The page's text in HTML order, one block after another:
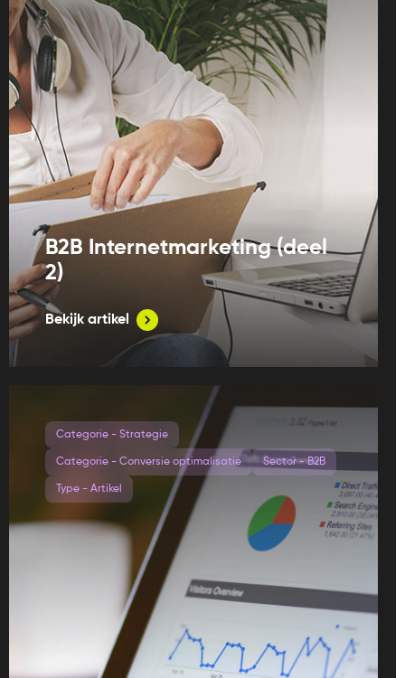
B2B Internetmarketing (deel
2)
Bekijk artikel
Categorie - Strategie
Categorie - Conversie optimalisatie Sector - B2B
Type - Artikel